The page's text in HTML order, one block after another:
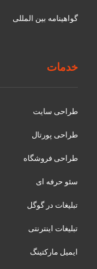
گواهينامه بین المللی
خدمات
طراحی سایت
طراحی پورتال
طراحی فروشگاه
سئو حرفه ای
تبلیغات در گوگل
تبلیغات اینترنتی
ایمیل مارکتینگ